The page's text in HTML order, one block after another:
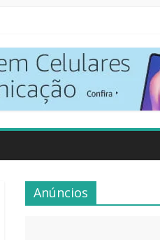
Anúncios